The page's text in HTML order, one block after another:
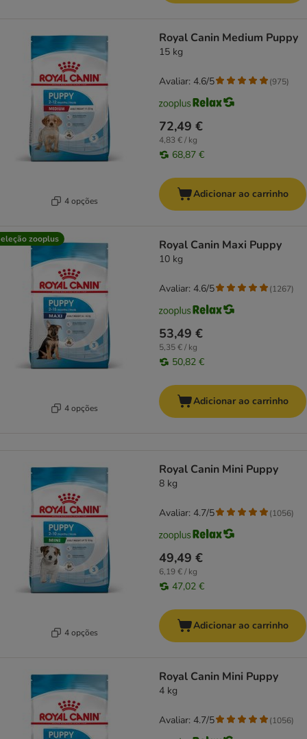
4 opções
Royal Canin Medium Puppy
15 kg
72,49 €
4,83 € / kg
68,87 €
Avaliar: 4.6/5 (975)
Adicionar ao carrinho
zooplus
4 opções
Royal Canin Maxi Puppy
10 kg
53,49 €
5,35 € / kg
50,82 €
Avaliar: 4.6/5 (1267)
Adicionar ao carrinho
4 opções
Royal Canin Mini Puppy
8 kg
49,49 €
6,19 € / kg
47,02 €
Avaliar: 4.7/5 (1056)
Adicionar ao carrinho
Royal Canin Mini Puppy
4 kg
Avaliar: 4.7/5 (1056)